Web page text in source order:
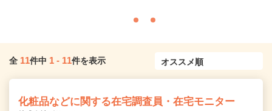
全 11件中 1 - 11件を表示
化粧品などに関する在宅調査員・在宅モニター